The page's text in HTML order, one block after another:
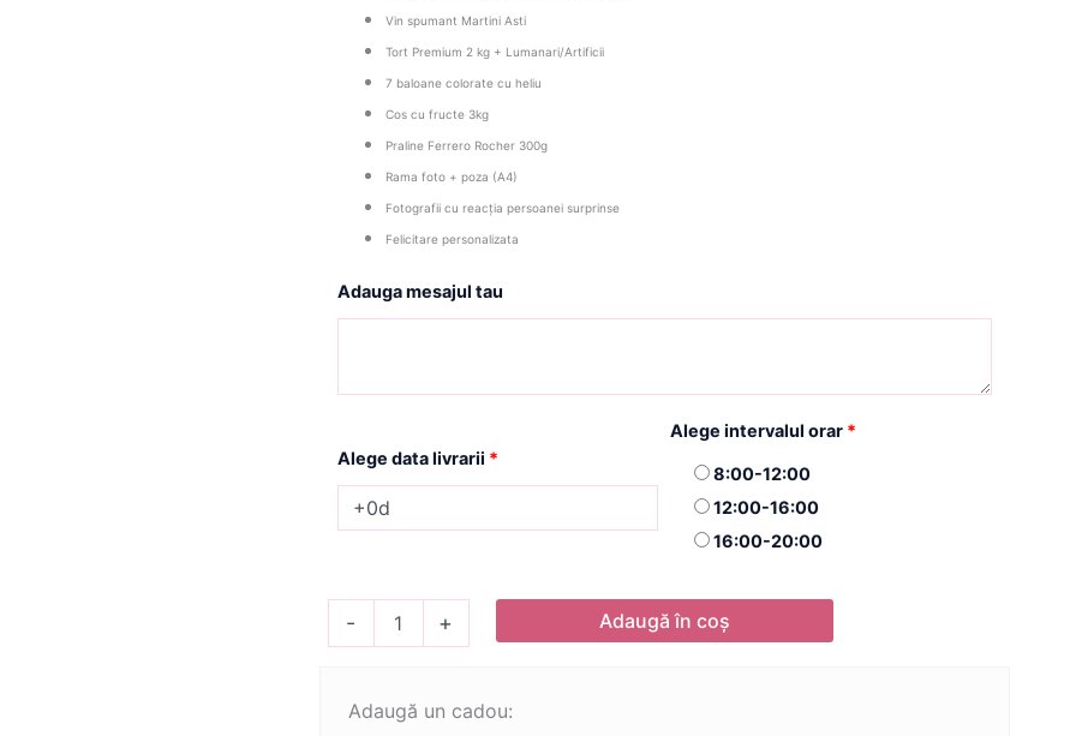
Vin spumant Martini Asti
Tort Premium 2 kg + Lumanari/Artificii
7 baloane colorate cu heliu
Cos cu fructe 3kg
Praline Ferrero Rocher 300g
Rama foto + poza (A4)
Fotografii cu reacția persoanei surprinse
Felicitare personalizata
Adauga mesajul tau
Alege data livrarii *
Alege intervalul orar *
8:00-12:00
12:00-16:00
16:00-20:00
- + Adaugă în coș
Adaugă un cadou: